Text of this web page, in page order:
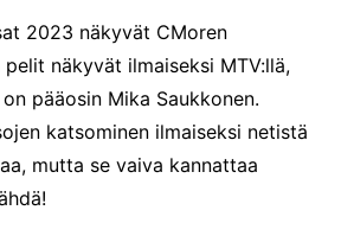
2023 näkyvät CMoren
pelit näkyvät ilmaiseksi MTV:llä,
pääosin Mika Saukkonen.
katsominen ilmaiseksi netistä
mutta se vaiva kannattaa